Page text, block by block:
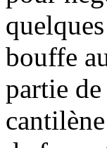
bouffe
partie